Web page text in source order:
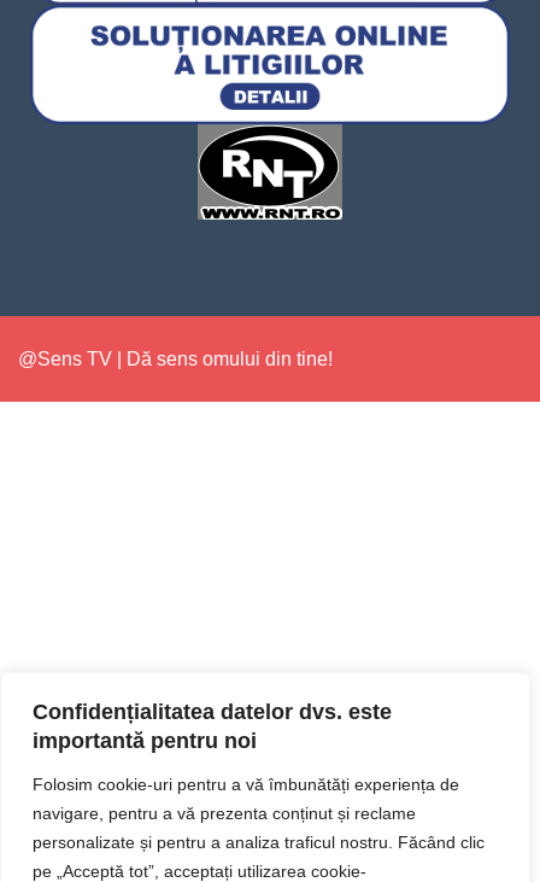
Confidențialitatea datelor dvs. este
importantă pentru noi
Folosim cookie-uri pentru a vă îmbunătăți experiența de
navigare, pentru a vă prezenta conținut și reclame
personalizate și pentru a analiza traficul nostru. Făcând clic
pe „Acceptă tot”, acceptați utilizarea cookie-
@Sens TV | Dă sens omului din tine!